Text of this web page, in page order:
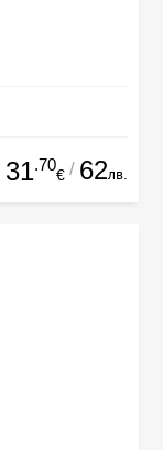
31.70
€ / 62лв.